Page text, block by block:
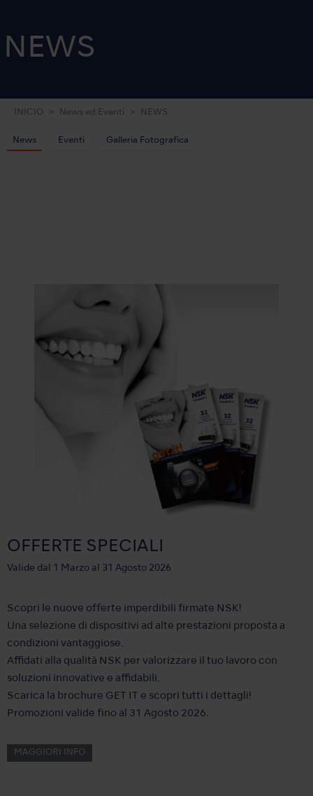
NEWS
INICIO News ed Eventi NEWS
News Eventi Galleria Fotografica
OFFERTE SPECIALI
Valide dal 1 Marzo al 31 Agosto 2026
Scopri le nuove offerte imperdibili firmate NSK!
Una selezione di dispositivi ad alte prestazioni proposta a
condizioni vantaggiose.
Affidati alla qualità NSK per valorizzare il tuo lavoro con
soluzioni innovative e affidabili.
Scarica la brochure GET IT e scopri tutti i dettagli!
Promozioni valide fino al 31 Agosto 2026.
MAGGIORI INFO